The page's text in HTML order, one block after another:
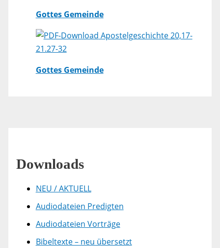
Gottes Gemeinde
Apostelgeschichte 20,17-
21.27-32
Gottes Gemeinde
Downloads
NEU / AKTUELL
Audiodateien Predigten
Audiodateien Vorträge
Bibeltexte – neu übersetzt